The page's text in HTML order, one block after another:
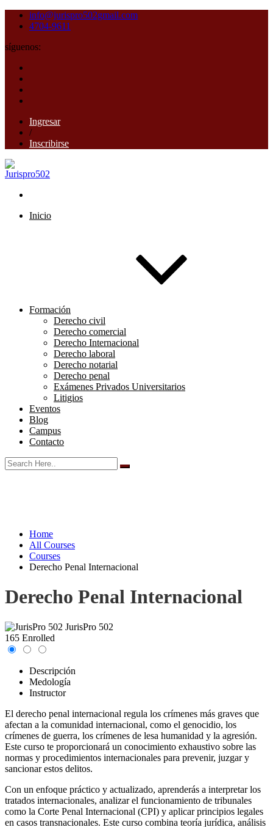
info@jurispro502gmail.com
4704-9611
síguenos:
Ingresar
/
Inscribirse
Inicio
Formación
Derecho civil
Derecho comercial
Derecho Internacional
Derecho laboral
Derecho notarial
Derecho penal
Exámenes Privados Universitarios
Litigios
Eventos
Blog
Campus
Contacto
Home
All Courses
Courses
Derecho Penal Internacional
Derecho Penal Internacional
JurisPro 502
165 Enrolled
Descripción
Medología
Instructor
El derecho penal internacional regula los crímenes más graves que
afectan a la comunidad internacional, como el genocidio, los
crímenes de guerra, los crímenes de lesa humanidad y la agresión.
Este curso te proporcionará un conocimiento exhaustivo sobre las
normas y procedimientos internacionales para prevenir, juzgar y
sancionar estos delitos.
Con un enfoque práctico y actualizado, aprenderás a interpretar los
tratados internacionales, analizar el funcionamiento de tribunales
como la Corte Penal Internacional (CPI) y aplicar principios legales
en casos transnacionales. Este curso combina teoría jurídica, análisis